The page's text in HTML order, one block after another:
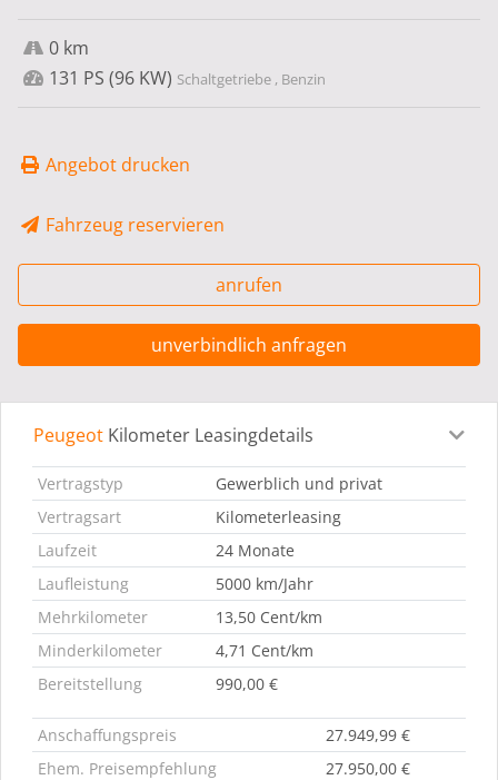
0 km
131 PS (96 KW) Schaltgetriebe , Benzin
Angebot drucken
Fahrzeug reservieren
anrufen
unverbindlich anfragen
Leasingdetails Fahrzeugdetails
Peugeot Kilometer Leasingdetails
Vertragstyp
Gewerblich und privat
Vertragsart
Kilometerleasing
Laufzeit
24 Monate
Laufleistung
5000 km/Jahr
Mehrkilometer
13,50 Cent/km
Minderkilometer
4,71 Cent/km
Bereitstellung
990,00 €
Anschaffungspreis
27.949,99 €
Ehem. Preisempfehlung
27.950,00 €